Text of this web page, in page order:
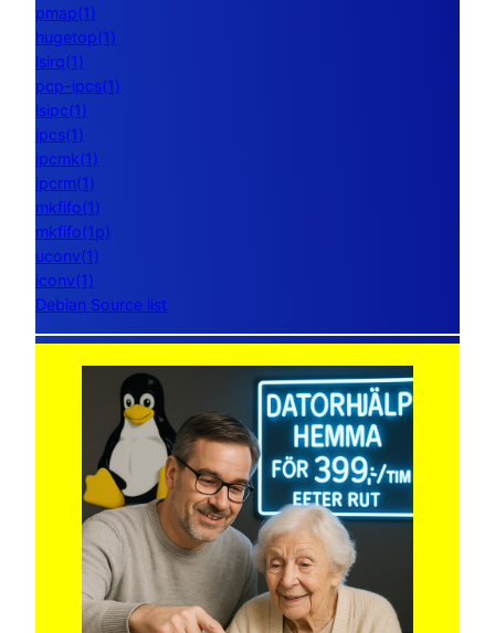
pmap(1)
hugetop(1)
lsirq(1)
pcp-ipcs(1)
lsipc(1)
ipcs(1)
ipcmk(1)
ipcrm(1)
mkfifo(1)
mkfifo(1p)
uconv(1)
iconv(1)
Debian Source list